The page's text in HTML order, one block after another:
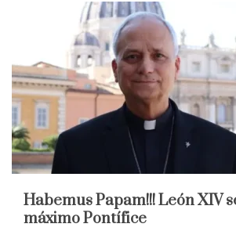
Habemus Papam!!! León XIV
máximo Pontífice